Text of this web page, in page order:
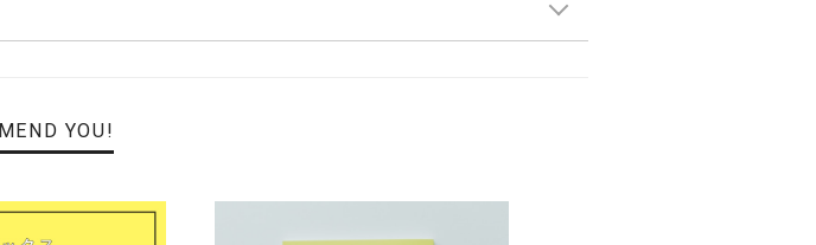
YOU!